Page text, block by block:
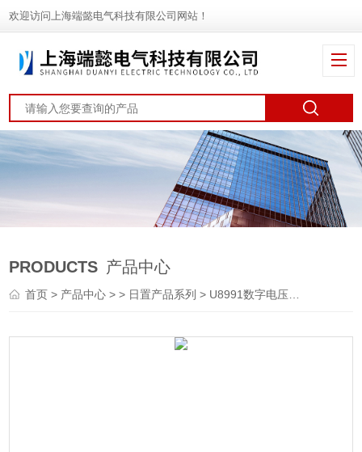
欢迎访问上海端懿电气科技有限公司网站！
PRODUCTS 产品中心
首页> 产品中心 > > 日置产品系列 > U8991数字电压表单元U8991